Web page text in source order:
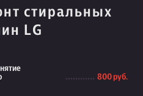
стиральных
LG
800 руб.